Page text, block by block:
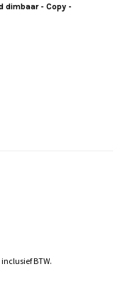
dimbaar - Copy -
BTW.